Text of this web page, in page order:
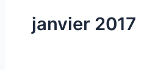
janvier 2017